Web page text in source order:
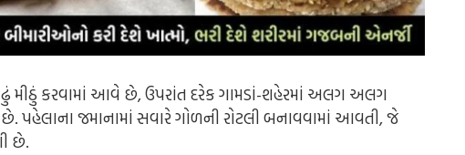
મીઠું કરવામાં આવે છે, ઉપરાંત દરેક ગામડાં-શહેરમાં અલગ અલગ
જમાનામાં સવારે ગોળની રોટલી બનાવવામાં આવતી, જે
છે.